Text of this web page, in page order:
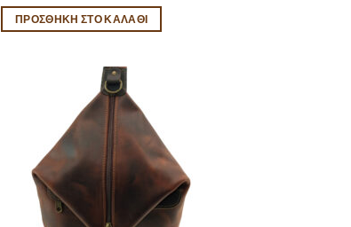
ΠΡΟΣΘΉΚΗ ΣΤΟ ΚΑΛΆΘΙ